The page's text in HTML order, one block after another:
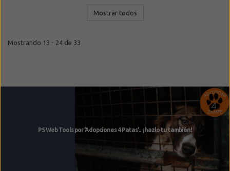
Mostrar todos
Mostrando 13 - 24 de 33